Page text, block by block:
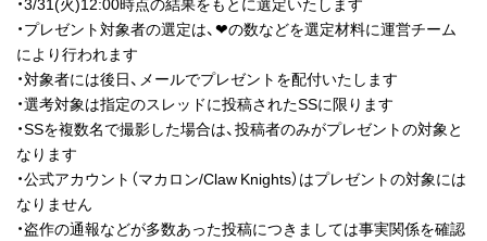
・プレゼント対象者の選定は、❤の数などを選定材料に運営チーム
により行われます
・対象者には後日、メールでプレゼントを配付いたします
・選考対象は指定のスレッドに投稿されたSSに限ります
・SSを複数名で撮影した場合は、投稿者のみがプレゼントの対象と
なります
・公式アカウント（マカロン/Claw Knights）はプレゼントの対象には
なりません
・盗作の通報などが多数あった投稿につきましては事実関係を確認